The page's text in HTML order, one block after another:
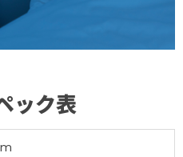
ック表